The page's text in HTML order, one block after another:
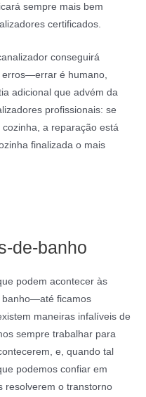
sempre mais bem
certificados.
conseguirá
erros—errar é humano,
adicional que advém da
profissionais: se
a reparação está
finalizada o mais
de-banho
podem acontecer às
banho—até ficamos
maneiras infalíveis de
sempre trabalhar para
e, quando tal
podemos confiar em
resolverem o transtorno